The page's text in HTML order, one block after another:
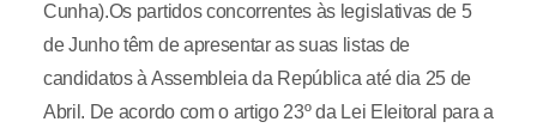
Cunha).Os partidos concorrentes às legislativas de 5
de Junho têm de apresentar as suas listas de
candidatos à Assembleia da República até dia 25 de
Abril. De acordo com o artigo 23º da Lei Eleitoral para a